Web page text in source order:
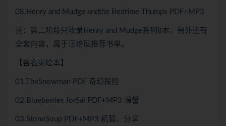
08.Henry and Mudge andthe Bedtime Thumps PDF+MP3
注：第二阶段只收录Henry and Mudge系列8本，另外还有
全套内容，属于汪培珽推荐书单。
【各名家绘本】
01.TheSnowman PDF 奇幻探险
02.Blueberries forSal PDF+MP3 温馨
03.StoneSoup PDF+MP3 机智、分享